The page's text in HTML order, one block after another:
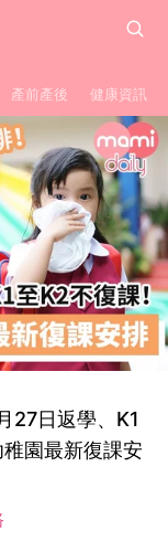
產前產後 健康資訊
27日返學、K1
園最新復課安